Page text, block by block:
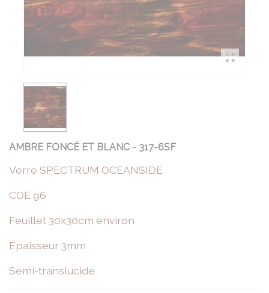
AMBRE FONCÉ ET BLANC - 317-6SF
Verre SPECTRUM OCEANSIDE
COE 96
Feuillet 30x30cm environ
Épaisseur 3mm
Semi-translucide